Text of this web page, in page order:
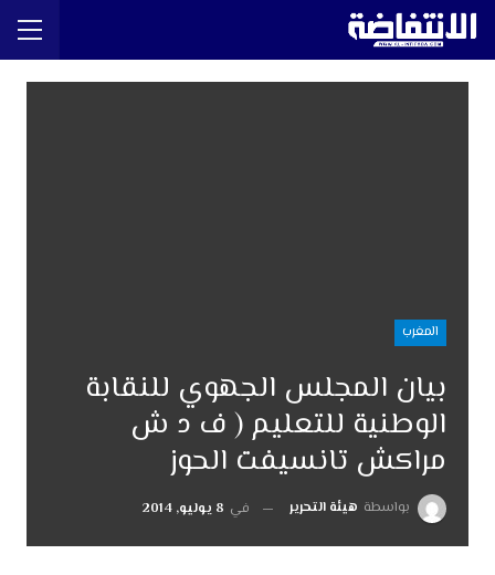
المغرب
بيان المجلس الجهوي للنقابة
الوطنية للتعليم ( ف د ش
مراكش تانسيفت الحوز
بواسطة هيئة التحرير في 8 يوليو, 2014